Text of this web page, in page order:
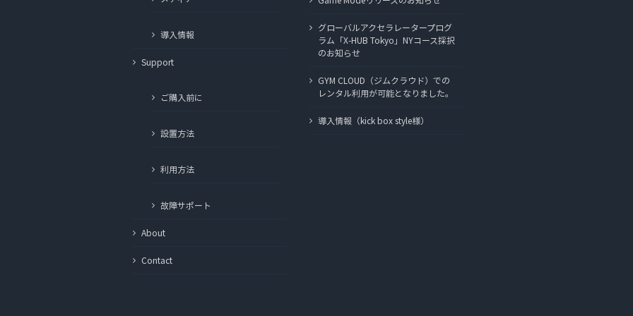
導入情報
Support
ご購入前に
設置方法
利用方法
故障サポート
About
Contact
グローバルアクセラレータープログ
ラム「X-HUB Tokyo」NYコース採択
のお知らせ
GYM CLOUD（ジムクラウド）での
レンタル利用が可能となりました。
導入情報（kick box style様）